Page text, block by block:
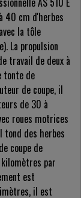
40 cm d'herbes
la tôle
La propulsion
travail de deux à
tonte de
de coupe, il
de 30 à
roues motrices
tond des herbes
coupe de
par
est
il est